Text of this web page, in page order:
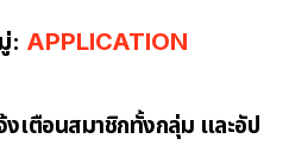
: APPLICATION
เตือนสมาชิกทั้งกลุ่ม และอัป